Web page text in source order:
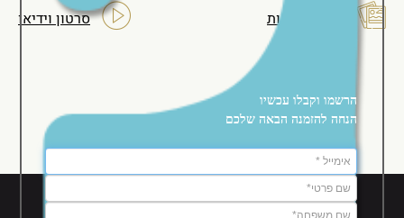
גלרית תמונות סרטון וידיאו
הרשמו וקבלו עכשיו
הנחה להזמנה הבאה שלכם